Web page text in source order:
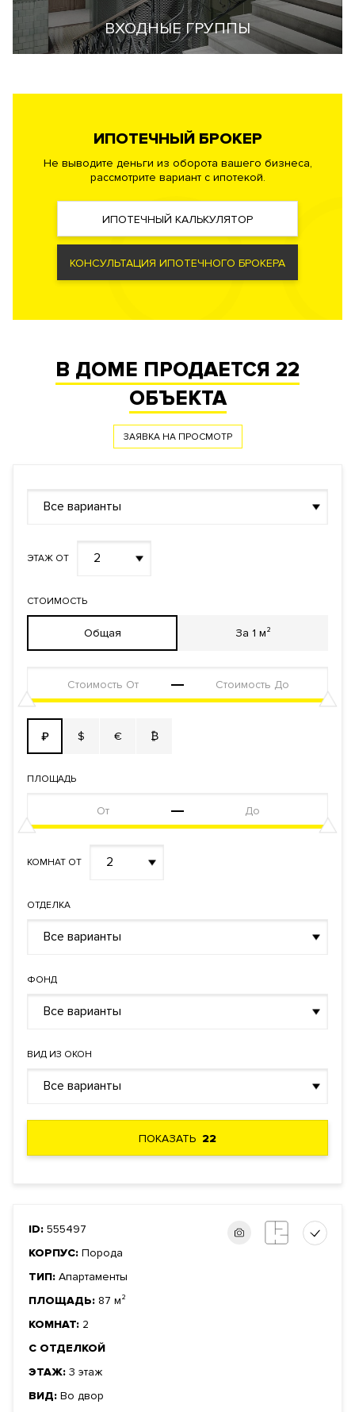
ВХОДНЫЕ ГРУППЫ
ИПОТЕЧНЫЙ БРОКЕР
Не выводите деньги из оборота вашего бизнеса,
рассмотрите вариант с ипотекой.
ИПОТЕЧНЫЙ КАЛЬКУЛЯТОР
КОНСУЛЬТАЦИЯ ИПОТЕЧНОГО БРОКЕРА
В ДОМЕ ПРОДАЕТСЯ 22
ОБЪЕКТА
ЗАЯВКА НА ПРОСМОТР
Все варианты
ЭТАЖ ОТ 2
СТОИМОСТЬ
Общая За 1 м²
₽ $ € ₿
ПЛОЩАДЬ
КОМНАТ ОТ 2
ОТДЕЛКА
Все варианты
ФОНД
Все варианты
ВИД ИЗ ОКОН
Все варианты
ПОКАЗАТЬ 22
ID: 555497
КОРПУС: Порода
ТИП: Апартаменты
ПЛОЩАДЬ: 87 м²
КОМНАТ: 2
С ОТДЕЛКОЙ
ЭТАЖ: 3 этаж
ВИД: Во двор